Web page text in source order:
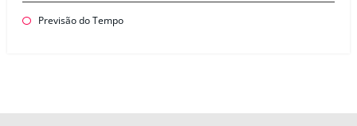
Previsão do Tempo